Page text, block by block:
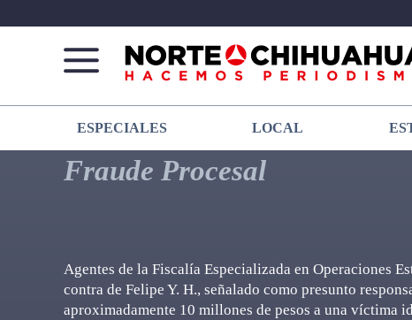
Norte
De
Chihuahua
Más
que
noticias,
hacemos periodismo
ESPECIALES LOCAL
Fraude Procesal
Agentes de la Fiscalía Especializada en Operaciones
contra de Felipe Y. H., señalado como presunto
aproximadamente 10 millones de pesos a una víctima